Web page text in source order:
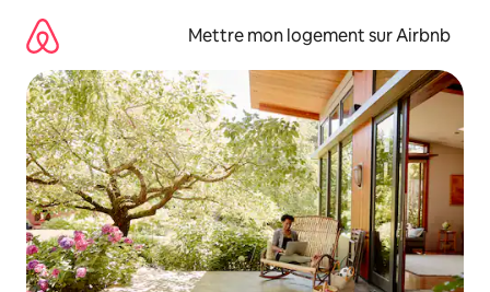
directement
contenu
Mettre mon logement sur Airbnb